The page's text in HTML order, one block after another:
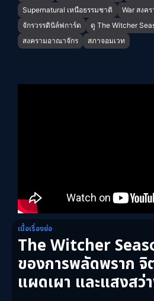
Supernatural เหนือธรรมชาติ
War สงค
จักรวรรดินิล์ฟการ์ด
ดู The Witcher
สงครามอาณาจักร
สภาจอมเวท
เนื้อเรื่องย่อ
The Witcher
ของการพลัดพราก
แผดเผา และแสงสว่